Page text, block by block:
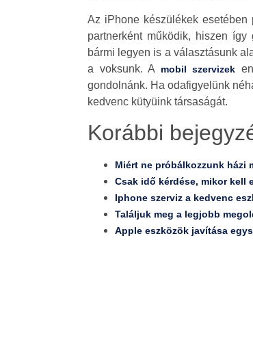
Az iPhone készülékek
partnerként működik, hiszen
bármi legyen is a választásunk
a voksunk. A
mobil szervizek
gondolnánk. Ha odafigyelünk
kedvenc kütyüink társaságát.
Korábbi
Miért ne próbálkozzunk házi
Csak idő kérdése, mikor kell
Iphone szerviz a kedvenc
Találjuk meg a legjobb
Apple eszközök javítása